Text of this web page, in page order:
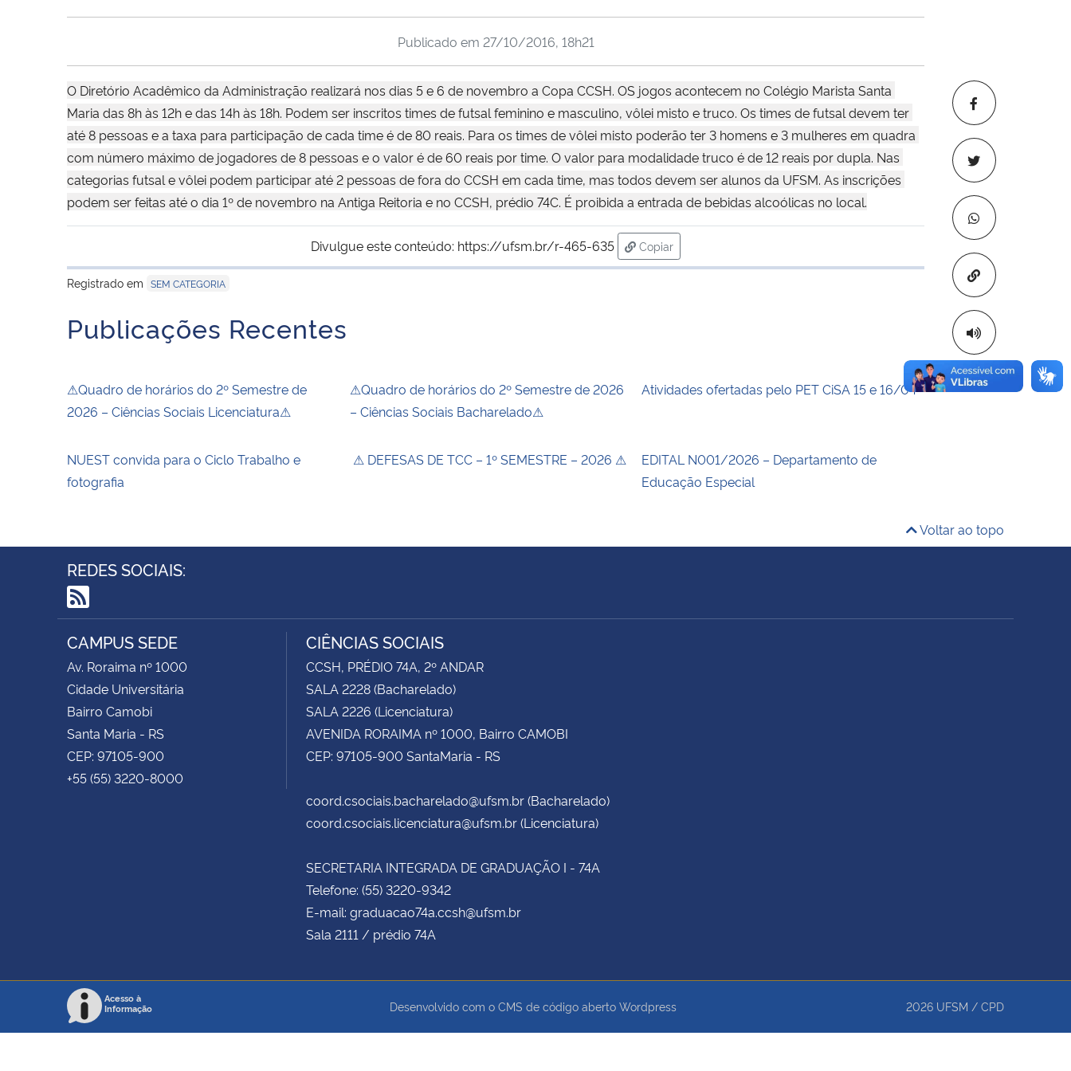
Copiar para
Publicado em 27/10/2016, 18h21
O Diretório Acadêmico da Administração realizará nos dias 5 e 6 de novembro a Copa CCSH. OS jogos acontecem no Colégio Marista Santa
Maria das 8h às 12h e das 14h às 18h. Podem ser inscritos times de futsal feminino e masculino, vôlei misto e truco. Os times de futsal devem ter
até 8 pessoas e a taxa para participação de cada time é de 80 reais. Para os times de vôlei misto poderão ter 3 homens e 3 mulheres em quadra
com número máximo de jogadores de 8 pessoas e o valor é de 60 reais por time. O valor para modalidade truco é de 12 reais por dupla. Nas
categorias futsal e vôlei podem participar até 2 pessoas de fora do CCSH em cada time, mas todos devem ser alunos da UFSM. As inscrições
podem ser feitas até o dia 1º de novembro na Antiga Reitoria e no CCSH, prédio 74C. É proibida a entrada de bebidas alcoólicas no local.
Divulgue este conteúdo: https://ufsm.br/r-465-635
Copiar
para área de transferência
Registrado em SEM CATEGORIA
Publicações Recentes
⚠Quadro de horários do 2º Semestre de
2026 – Ciências Sociais Licenciatura⚠
⚠Quadro de horários do 2º Semestre de 2026
– Ciências Sociais Bacharelado⚠
Atividades ofertadas pelo PET CiSA 15 e 16/04
NUEST convida para o Ciclo Trabalho e
fotografia
⚠ DEFESAS DE TCC – 1º SEMESTRE – 2026 ⚠
EDITAL N001/2026 – Departamento de
Educação Especial
Voltar ao topo
REDES SOCIAIS:
RSS
CAMPUS SEDE
Av. Roraima nº 1000
Cidade Universitária
Bairro Camobi
Santa Maria - RS
CEP: 97105-900
+55 (55) 3220-8000
CIÊNCIAS SOCIAIS
CCSH, PRÉDIO 74A, 2º ANDAR
SALA 2228 (Bacharelado)
SALA 2226 (Licenciatura)
AVENIDA RORAIMA nº 1000, Bairro CAMOBI
CEP: 97105-900 SantaMaria - RS
coord.csociais.bacharelado@ufsm.br (Bacharelado)
coord.csociais.licenciatura@ufsm.br (Licenciatura)
SECRETARIA INTEGRADA DE GRADUAÇÃO I - 74A
Telefone: (55) 3220-9342
E-mail: graduacao74a.ccsh@ufsm.br
Sala 2111 / prédio 74A
Acesso à
Informação
Desenvolvido com o CMS de código aberto Wordpress 2026 UFSM / CPD